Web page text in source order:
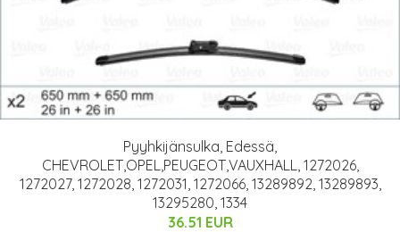
Pyyhkijänsulka, Edessä,
CHEVROLET,OPEL,PEUGEOT,VAUXHALL, 1272026,
1272027, 1272028, 1272031, 1272066, 13289892, 13289893,
13295280, 1334
36.51 EUR